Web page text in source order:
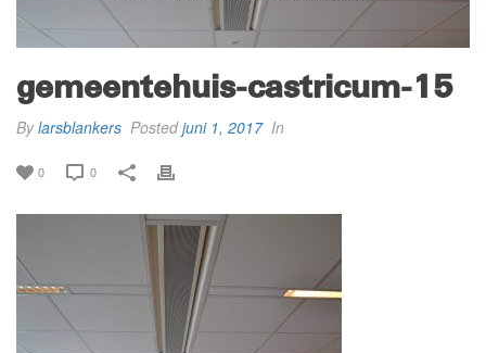
gemeentehuis-castricum-15
Bylarsblankers Postedjuni 1, 2017 In
0 0